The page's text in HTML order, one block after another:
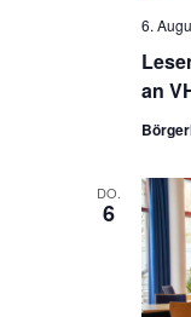
an
6.
DO.
6